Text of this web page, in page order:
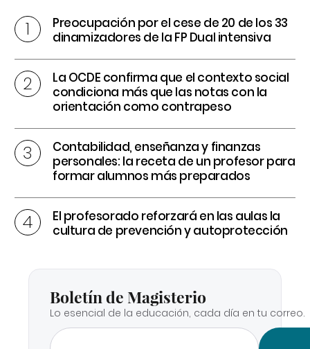
Preocupación por el cese de 20 de los 33
dinamizadores de la FP Dual intensiva
La OCDE confirma que el contexto social
condiciona más que las notas con la
orientación como contrapeso
Contabilidad, enseñanza y finanzas
personales: la receta de un profesor para
formar alumnos más preparados
El profesorado reforzará en las aulas la
cultura de prevención y autoprotección
Boletín de Magisterio
Lo esencial de la educación, cada día en tu correo.